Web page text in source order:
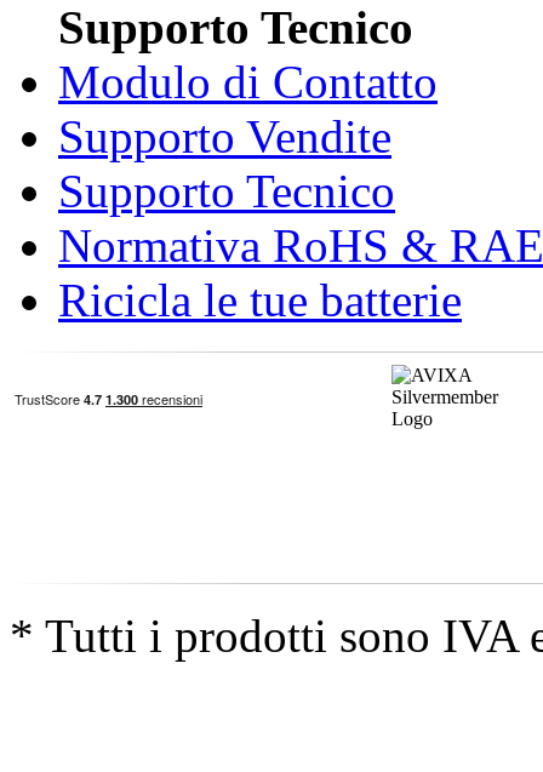
Supporto Tecnico
Modulo di Contatto
Supporto Vendite
Supporto Tecnico
Normativa RoHS &
Ricicla le tue batterie
* Tutti i prodotti sono IVA